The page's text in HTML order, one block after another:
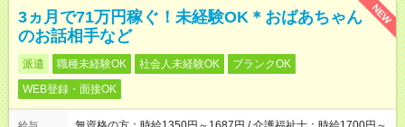
NEW
3ヵ月で71万円稼ぐ！未経験OK＊おばあちゃん
のお話相手など
派遣 職種未経験OK 社会人未経験OK
ブランクOK
WEB登録・面接OK